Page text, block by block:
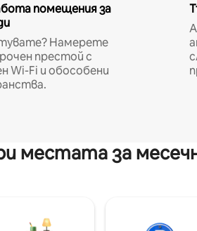
помещения за
Намерете
престой с
Wi-Fi и обособени
местата за